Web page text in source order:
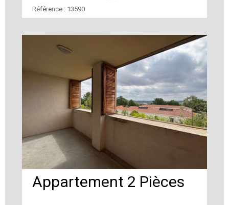
Référence : 13590
Appartement 2 Pièces